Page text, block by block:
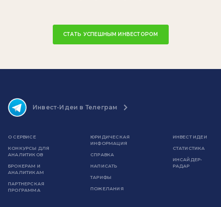
СТАТЬ УСПЕШНЫМ ИНВЕСТОРОМ
Инвест-Идеи в Телеграм
О СЕРВИСЕ
КОНКУРСЫ ДЛЯ
АНАЛИТИКОВ
БРОКЕРАМ И
АНАЛИТИКАМ
ПАРТНЕРСКАЯ
ПРОГРАММА
ЮРИДИЧЕСКАЯ
ИНФОРМАЦИЯ
СПРАВКА
НАПИСАТЬ
ТАРИФЫ
ПОЖЕЛАНИЯ
ИНВЕСТ ИДЕИ
СТАТИСТИКА
ИНСАЙДЕР-
РАДАР